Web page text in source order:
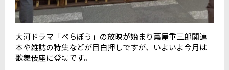
大河ドラマ「べらぼう」の放映が始まり蔦屋重三郎関連
本や雑誌の特集などが目白押しですが、いよいよ今月は
歌舞伎座に登場です。